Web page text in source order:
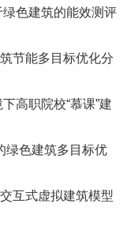
绿色建筑的能效测评
节能多目标优化分
高职院校“慕课”建
绿色建筑多目标优
互式虚拟建筑模型